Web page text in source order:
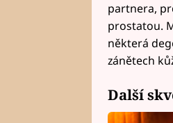
partnera,
prostatou.
některá
zánětech
Další